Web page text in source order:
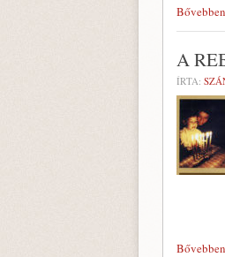
Bővebben
A
ÍRTA:
Bővebben